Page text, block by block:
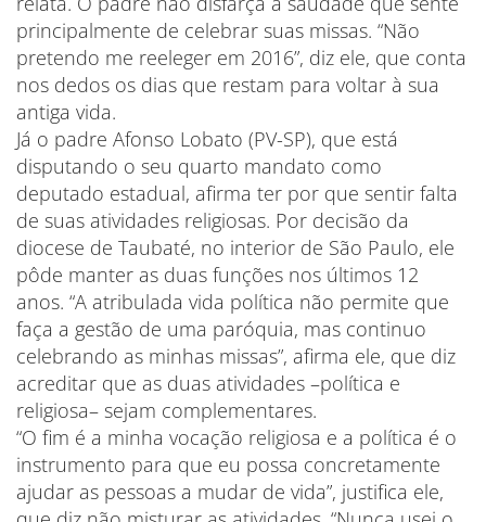
principalmente de celebrar suas missas. “Não
pretendo me reeleger em 2016”, diz ele, que conta
nos dedos os dias que restam para voltar à sua
antiga vida.
Já o padre Afonso Lobato (PV-SP), que está
disputando o seu quarto mandato como
deputado estadual, afirma ter por que sentir falta
de suas atividades religiosas. Por decisão da
diocese de Taubaté, no interior de São Paulo, ele
pôde manter as duas funções nos últimos 12
anos. “A atribulada vida política não permite que
faça a gestão de uma paróquia, mas continuo
celebrando as minhas missas”, afirma ele, que diz
acreditar que as duas atividades –política e
religiosa– sejam complementares.
“O fim é a minha vocação religiosa e a política é o
instrumento para que eu possa concretamente
ajudar as pessoas a mudar de vida”, justifica ele,